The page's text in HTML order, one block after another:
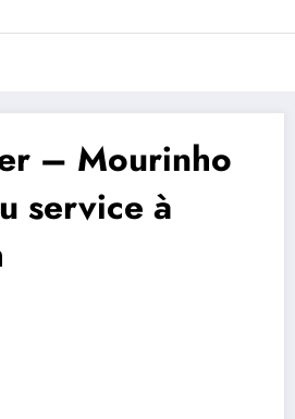
Trivela
L'actualité du football
– Mourinho
service à